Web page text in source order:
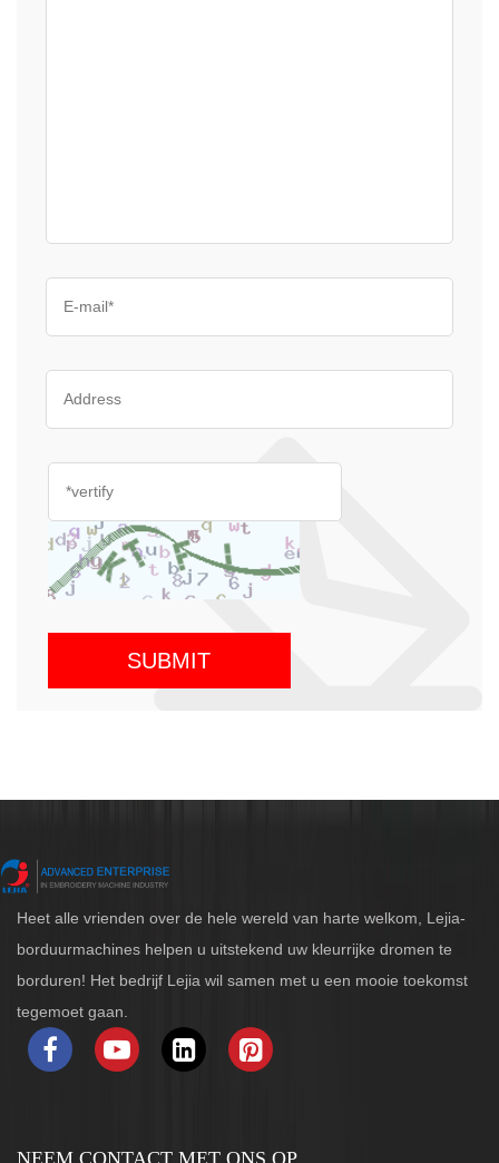
Heet alle vrienden over de hele wereld van harte welkom, Lejia-
borduurmachines helpen u uitstekend uw kleurrijke dromen te
borduren! Het bedrijf Lejia wil samen met u een mooie toekomst
tegemoet gaan.
NEEM CONTACT MET ONS OP